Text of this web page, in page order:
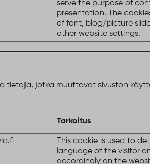
serve the purpose of
presentation. The
of font, blog/picture
other website settings.
tietoja, jotka muuttavat sivuston
Tarkoitus
This cookie is used to
language of the visitor
accordingly on the